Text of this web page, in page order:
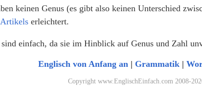
keinen Genus (es gibt also keinen Unterschied
Artikels erleichtert.
sind einfach, da sie im Hinblick auf Genus und Zahl
Englisch von Anfang an| Grammatik|
Copyright www.EnglischEinfach.com 2008-